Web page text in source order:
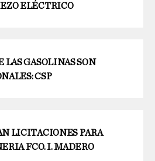
ELÉCTRICO
LAS GASOLINAS SON
CSP
LICITACIONES PARA
FCO. I. MADERO